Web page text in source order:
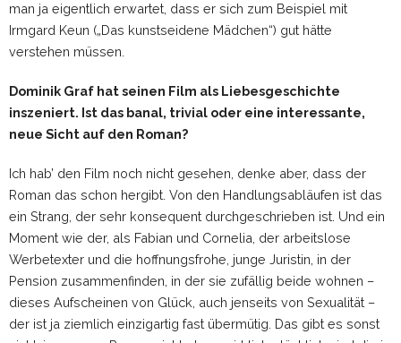
man ja eigentlich erwartet, dass er sich zum Beispiel mit
Irmgard Keun („Das kunstseidene Mädchen“) gut hätte
verstehen müssen.
Dominik Graf hat seinen Film als Liebesgeschichte
inszeniert. Ist das banal, trivial oder eine interessante,
neue Sicht auf den Roman?
Ich hab’ den Film noch nicht gesehen, denke aber, dass der
Roman das schon hergibt. Von den Handlungsabläufen ist das
ein Strang, der sehr konsequent durchgeschrieben ist. Und ein
Moment wie der, als Fabian und Cornelia, der arbeitslose
Werbetexter und die hoffnungsfrohe, junge Juristin, in der
Pension zusammenfinden, in der sie zufällig beide wohnen –
dieses Aufscheinen von Glück, auch jenseits von Sexualität –
der ist ja ziemlich einzigartig fast übermütig. Das gibt es sonst